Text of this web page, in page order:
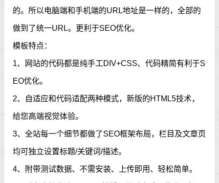
的。所以电脑端和手机端的URL地址是一样的，全部的
做到了统一URL。更利于SEO优化。
模板特点：
1、网站的代码都是纯手工DIV+CSS、代码精简有利于S
EO优化。
2、自适应和代码适配两种模式，新版的HTML5技术，
给您高端视觉体验。
3、全站每一个细节都做了SEO框架布局，栏目及文章页
均可独立设置标题/关键词/描述。
4、附带测试数据、不需安装、上传即用、轻松简单。